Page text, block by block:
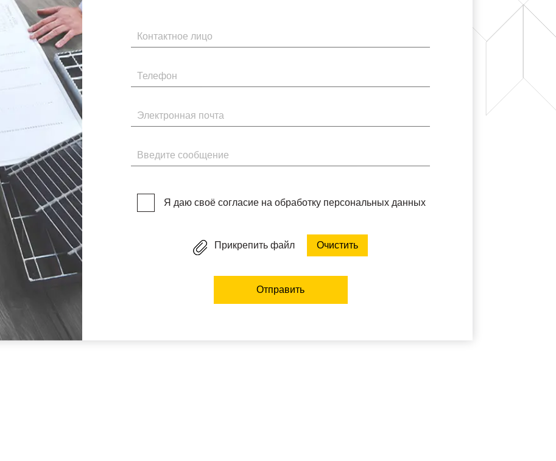
Имя
Телефон
Электронная почта
Введите сообщение
Я даю своё согласие на обработку персональных данных
Прикрепить файл Очистить
Отправить